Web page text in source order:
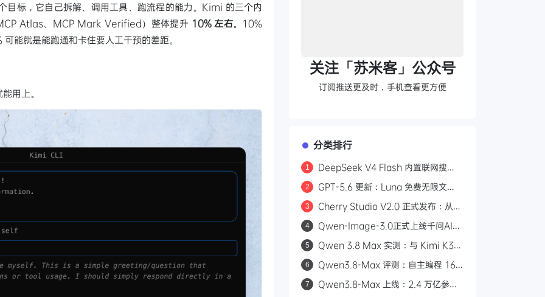
标，它自己拆解、调用工具、跑流程的能力。Kimi 的三个内
Atlas、MCP Mark Verified）整体提升 10% 左右。10%
能就是能跑通和卡住要人工干预的差距。
用上。
关注「苏米客」公众号
订阅推送更及时，手机查看更方便
分类排行
1
DeepSeek V4 Flash 内置联网搜
web_search，Codex 可直接调用
2
GPT-5.6 更新：Luna 免费无限文
3
Cherry Studio V2.0 正式发布：从
能工作站
4
Qwen-Image-3.0正式上线千问AI平
4.5k token复杂版面一次生成
5
Qwen 3.8 Max 实测：与 Kimi K3
6
Qwen3.8-Max 评测：自主编程 16
7
Qwen3.8-Max 上线：2.4 万亿参